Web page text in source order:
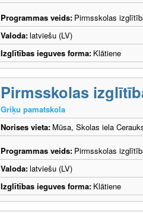
Programmas veids: Pirmsskolas
Valoda:latviešu (LV)
Izglītības ieguves forma: Klātiene
Pirmsskolas
Griķu pamatskola
Norises vieta: Mūsa, Skolas iela
Programmas veids: Pirmsskolas
Valoda:latviešu (LV)
Izglītības ieguves forma: Klātiene